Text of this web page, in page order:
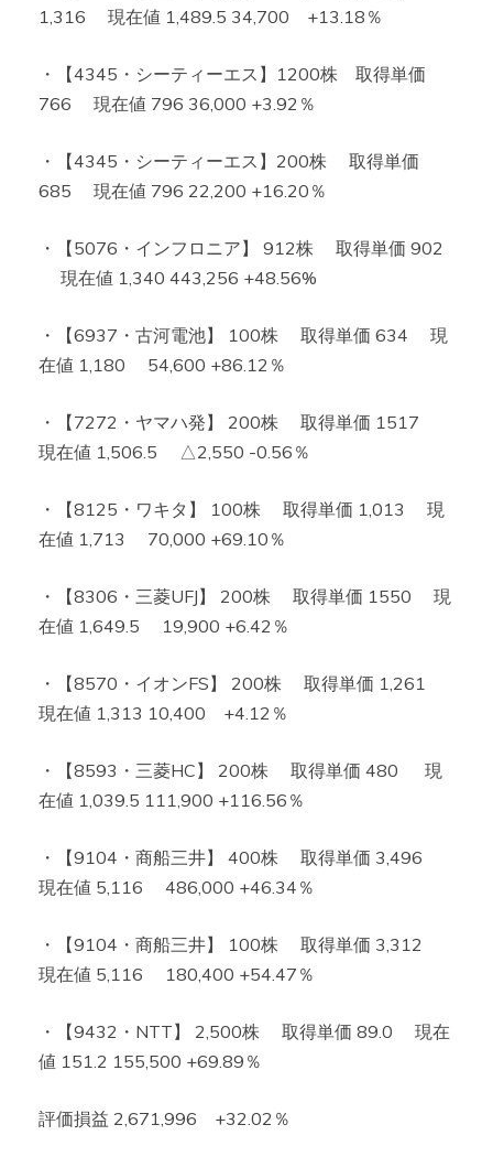
1,316 現在値 1,489.5 34,700 +13.18％
・【4345・シーティーエス】1200株 取得単価
766 現在値 796 36,000 +3.92％
・【4345・シーティーエス】200株 取得単価
685 現在値 796 22,200 +16.20％
・【5076・インフロニア】 912株 取得単価 902
現在値 1,340 443,256 +48.56%
・【6937・古河電池】 100株 取得単価 634 現
在値 1,180 54,600 +86.12％
・【7272・ヤマハ発】 200株 取得単価 1517
現在値 1,506.5 △2,550 -0.56％
・【8125・ワキタ】 100株 取得単価 1,013 現
在値 1,713 70,000 +69.10％
・【8306・三菱UFJ】 200株 取得単価 1550 現
在値 1,649.5 19,900 +6.42％
・【8570・イオンFS】 200株 取得単価 1,261
現在値 1,313 10,400 +4.12％
・【8593・三菱HC】 200株 取得単価 480 現
在値 1,039.5 111,900 +116.56％
・【9104・商船三井】 400株 取得単価 3,496
現在値 5,116 486,000 +46.34％
・【9104・商船三井】 100株 取得単価 3,312
現在値 5,116 180,400 +54.47％
・【9432・NTT】 2,500株 取得単価 89.0 現在
値 151.2 155,500 +69.89％
評価損益 2,671,996 +32.02％